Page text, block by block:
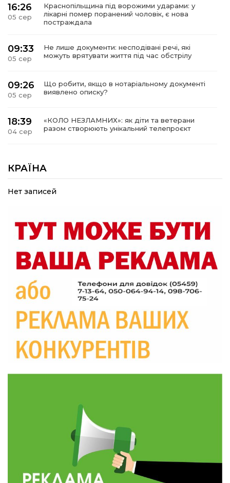
16:26
05 сер
Краснопільщина під ворожими ударами: у
лікарні помер поранений чоловік, є нова
постраждала
09:33
05 сер
Не лише документи: несподівані речі, які
можуть врятувати життя під час обстрілу
09:26
05 сер
Що робити, якщо в нотаріальному документі
виявлено описку?
18:39
04 сер
«КОЛО НЕЗЛАМНИХ»: як діти та ветерани
разом створюють унікальний телепроєкт
04 сер
прикордоння до втраченого дому
19:36
Пишіть листи самому собі, або як уникнути
19:29
30 лип
«Все закінчиться, приїду й одружуся…»: Пам’яті
26-річного Захисника Богдана Ємця (ВІДЕО)
20:06
Паливо по 100 грн та ризик дефіциту: чому в
28 лип
Житлові сертифікати, підготовка до зими та
підтримка ВПО: підсумки засідання виконкому
Краснопільської селищної ради
10:36
28 лип
Валентина Масалітіна: «Нас тримає віра в
Перемогу і повернення додому»
Обмежено придатний, але безмежно
вмотивований: Як колишній лісівник став асом
артилерії
490 пацієнтів та 15 відвіданих сіл: МБФ
«Альянс громадського здоров’я» підбив
підсумки роботи мобільних клінік у Сумській
КРАЇНА
Нет записей